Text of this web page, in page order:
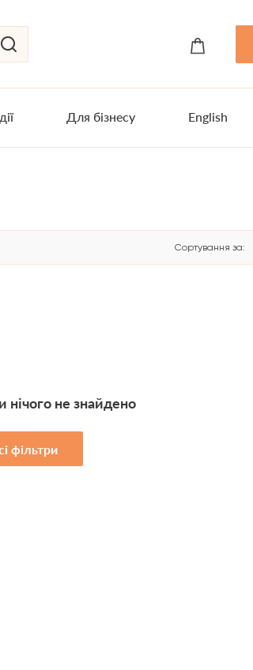
Для бізнесу English
Сортування за:
не знайдено
фільтри